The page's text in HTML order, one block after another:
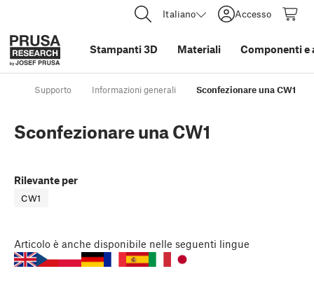
Italiano Accesso
Stampanti 3D Materiali Componenti e
Supporto Informazioni generali Sconfezionare una CW1
Sconfezionare una CW1
Rilevante per
CW1
Articolo è anche disponibile nelle seguenti lingue